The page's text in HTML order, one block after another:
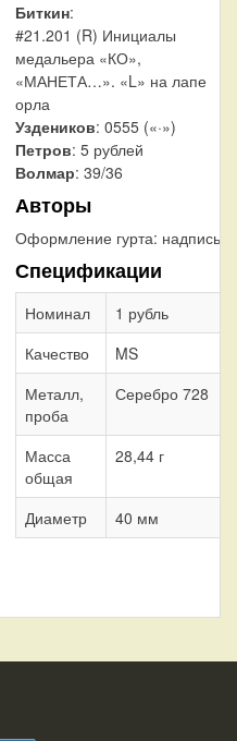
Биткин:
#21.201 (R) Инициалы
медальера «КО»,
«МАНЕТА…». «L» на лапе
орла
Уздеников: 0555 («·»)
Петров: 5 рублей
Волмар: 39/36
Авторы
Оформление гурта: надпись
Спецификации
Номинал
1 рубль
Качество
MS
Металл,
проба
Серебро 728
Масса
общая
28,44 г
Диаметр 40 мм